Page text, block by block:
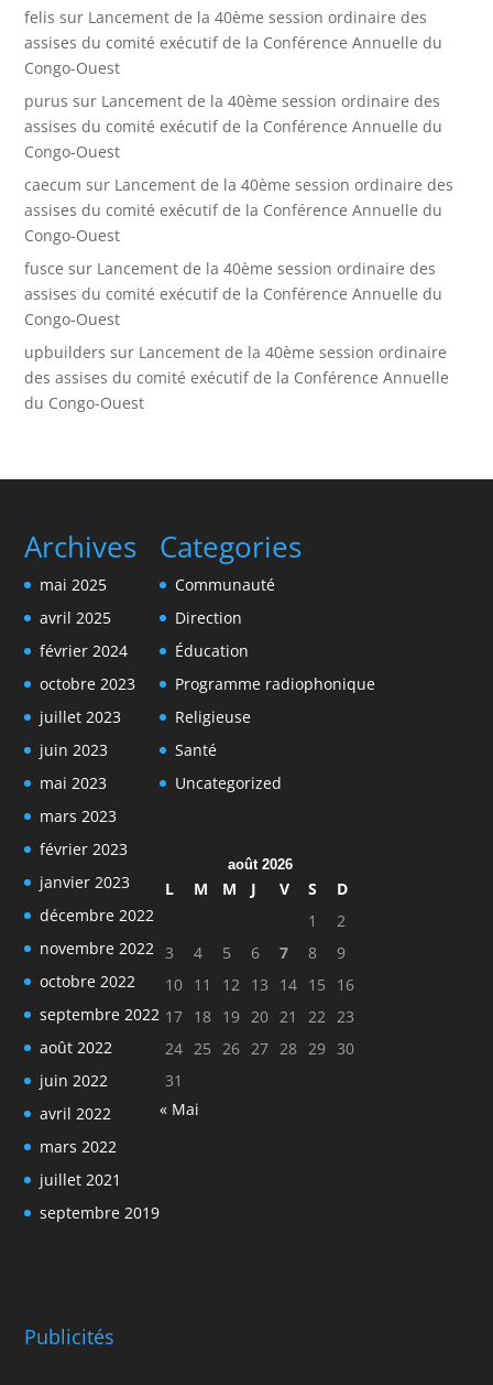
felis sur Lancement de la 40ème session ordinaire des
assises du comité exécutif de la Conférence Annuelle du
Congo-Ouest
purus sur Lancement de la 40ème session ordinaire des
assises du comité exécutif de la Conférence Annuelle du
Congo-Ouest
caecum sur Lancement de la 40ème session ordinaire des
assises du comité exécutif de la Conférence Annuelle du
Congo-Ouest
fusce sur Lancement de la 40ème session ordinaire des
assises du comité exécutif de la Conférence Annuelle du
Congo-Ouest
upbuilders sur Lancement de la 40ème session ordinaire
des assises du comité exécutif de la Conférence Annuelle
du Congo-Ouest
Archives
mai 2025
avril 2025
février 2024
octobre 2023
juillet 2023
juin 2023
mai 2023
mars 2023
février 2023
janvier 2023
décembre 2022
novembre 2022
octobre 2022
septembre 2022
août 2022
juin 2022
avril 2022
mars 2022
juillet 2021
septembre 2019
Categories
Communauté
Direction
Éducation
Programme radiophonique
Religieuse
Santé
Uncategorized
août 2026
L M M J V S
D
1
2
3
4 5 6 7 8
9
10 11 12 13 14 15
16
17 18 19 20 21 22 23
24 25 26 27 28 29 30
31
« Mai
Publicités